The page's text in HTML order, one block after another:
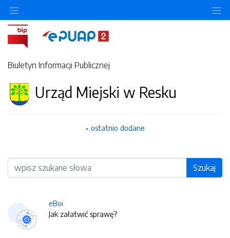
Biuletyn Informacji Publicznej
Urząd Miejski w Resku
ostatnio dodane
Wyszukiwarka Szukaj
eBoi
Jak załatwić sprawę?